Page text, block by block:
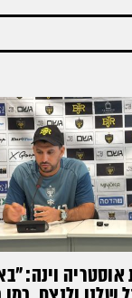
וינה: